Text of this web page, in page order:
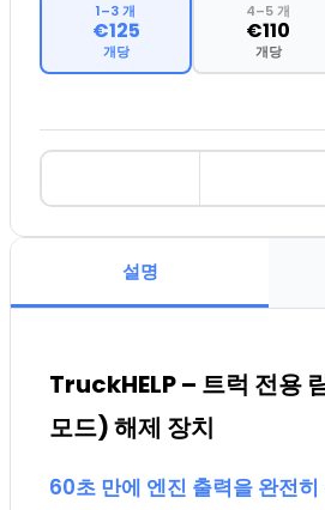
1–3 개
€125
개당
4–5 개
€110
개당
설명
TruckHELP – 트럭 전용
모드) 해제 장치
60초 만에 엔진 출력을 완전